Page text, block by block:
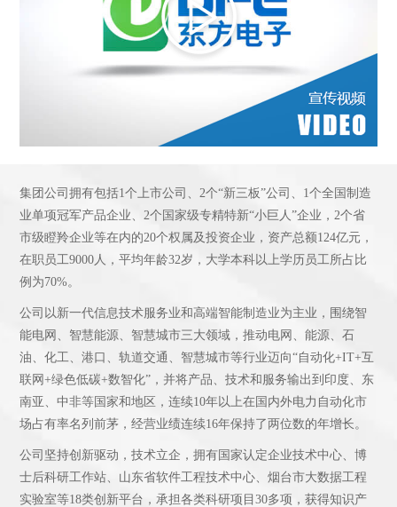
集团公司拥有包括1个上市公司、2个“新三板”公司、1个全国制造
业单项冠军产品企业、2个国家级专精特新“小巨人”企业，2个省
市级瞪羚企业等在内的20个权属及投资企业，资产总额124亿元，
在职员工9000人，平均年龄32岁，大学本科以上学历员工所占比
例为70%。
公司以新一代信息技术服务业和高端智能制造业为主业，围绕智
能电网、智慧能源、智慧城市三大领域，推动电网、能源、石
油、化工、港口、轨道交通、智慧城市等行业迈向“自动化+IT+互
联网+绿色低碳+数智化”，并将产品、技术和服务输出到印度、东
南亚、中非等国家和地区，连续10年以上在国内外电力自动化市
场占有率名列前茅，经营业绩连续16年保持了两位数的年增长。
公司坚持创新驱动，技术立企，拥有国家认定企业技术中心、博
士后科研工作站、山东省软件工程技术中心、烟台市大数据工程
实验室等18类创新平台，承担各类科研项目30多项，获得知识产